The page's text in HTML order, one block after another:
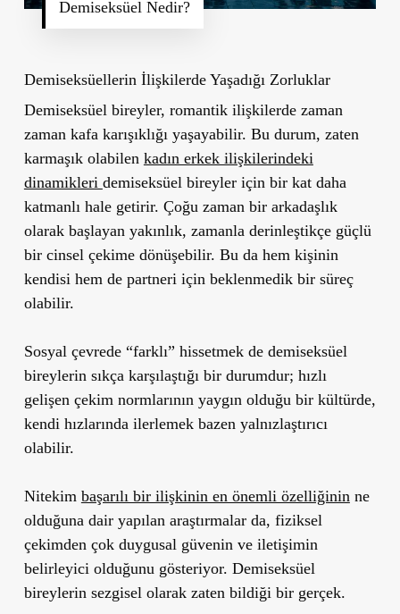
Demiseksüel Nedir?
Demiseksüellerin İlişkilerde Yaşadığı Zorluklar
Demiseksüel bireyler, romantik ilişkilerde zaman
zaman kafa karışıklığı yaşayabilir. Bu durum, zaten
karmaşık olabilen kadın erkek ilişkilerindeki
dinamikleri demiseksüel bireyler için bir kat daha
katmanlı hale getirir. Çoğu zaman bir arkadaşlık
olarak başlayan yakınlık, zamanla derinleştikçe güçlü
bir cinsel çekime dönüşebilir. Bu da hem kişinin
kendisi hem de partneri için beklenmedik bir süreç
olabilir.
Sosyal çevrede “farklı” hissetmek de demiseksüel
bireylerin sıkça karşılaştığı bir durumdur; hızlı
gelişen çekim normlarının yaygın olduğu bir kültürde,
kendi hızlarında ilerlemek bazen yalnızlaştırıcı
olabilir.
Nitekim başarılı bir ilişkinin en önemli özelliğinin ne
olduğuna dair yapılan araştırmalar da, fiziksel
çekimden çok duygusal güvenin ve iletişimin
belirleyici olduğunu gösteriyor. Demiseksüel
bireylerin sezgisel olarak zaten bildiği bir gerçek.